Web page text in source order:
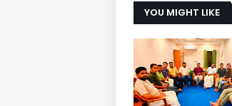
YOU MIGHT LIKE